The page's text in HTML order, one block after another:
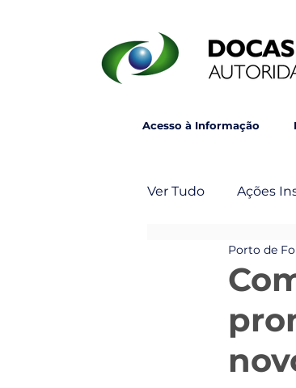
Acesso à Informação
Ver Tudo Ações
Post Principal
Porto de